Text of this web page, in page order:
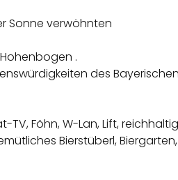
Sonne verwöhnten
.
des
Föhn, W-Lan, Lift,
Bierstüberl,